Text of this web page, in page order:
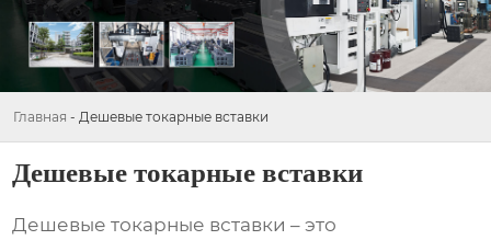
Главная - Дешевые токарные вставки
Дешевые токарные вставки
Дешевые токарные вставки – это